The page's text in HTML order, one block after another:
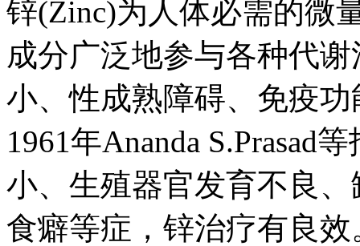
锌(Zinc)为人体必需的微
成分广泛地参与各种代
小、性成熟障碍、免
1961年Ananda S.Prasad
小、生殖器官发育不良
食癖等症，锌治疗有良